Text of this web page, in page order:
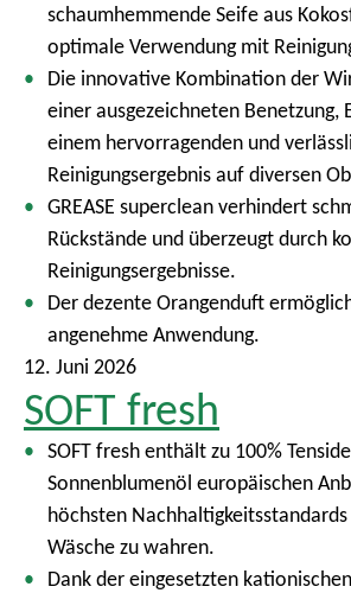
schaumhemmende Seife aus
optimale Verwendung mit
Die innovative Kombination der
einer ausgezeichneten Benetzung,
einem hervorragenden und
Reinigungsergebnis auf diversen
GREASE superclean verhindert
Rückstände und überzeugt durch
Reinigungsergebnisse.
Der dezente Orangenduft
angenehme Anwendung.
12. Juni 2026
SOFT fresh
SOFT fresh enthält zu 100%
Sonnenblumenöl europäischen
höchsten
Wäsche zu wahren.
Dank der eingesetzten